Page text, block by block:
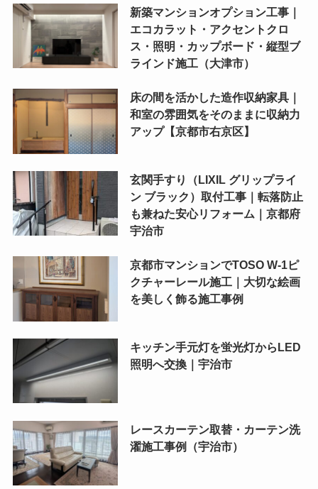
新築マンションオプション工事｜
エコカラット・アクセントクロ
ス・照明・カップボード・縦型ブ
ラインド施工（大津市）
床の間を活かした造作収納家具｜
和室の雰囲気をそのままに収納力
アップ【京都市右京区】
玄関手すり（LIXIL グリップライ
ン ブラック）取付工事｜転落防止
も兼ねた安心リフォーム｜京都府
宇治市
京都市マンションでTOSO W-1ピ
クチャーレール施工｜大切な絵画
を美しく飾る施工事例
キッチン手元灯を蛍光灯からLED
照明へ交換｜宇治市
レースカーテン取替・カーテン洗
濯施工事例（宇治市）